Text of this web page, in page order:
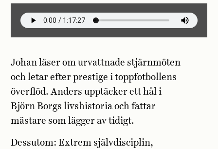
Johan läser om urvattnade stjärnmöten
och letar efter prestige i toppfotbollens
överflöd. Anders upptäcker ett hål i
Björn Borgs livshistoria och fattar
mästare som lägger av tidigt.
Dessutom: Extrem självdisciplin,